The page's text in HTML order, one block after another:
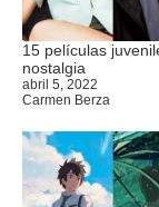
15 películas
nostalgia
abril 5, 2022
Carmen Berza